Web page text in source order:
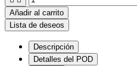
Añadir al carrito
Lista de deseos
Descripción
Detalles del POD